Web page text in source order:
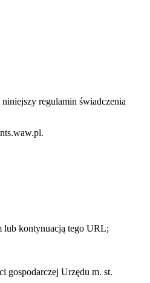
regulamin świadczenia
lub kontynuacją tego URL;
gospodarczej Urzędu m. st.